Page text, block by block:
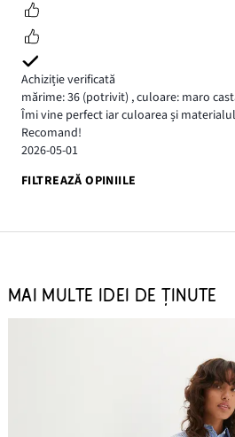
Achiziție verificată
mărime: 36 (potrivit) ,culoare: maro
Îmi vine perfect iar culoarea și
Recomand!
2026-05-01
FILTREAZĂ OPINIILE
MAI MULTE IDEI DE ȚINUTE